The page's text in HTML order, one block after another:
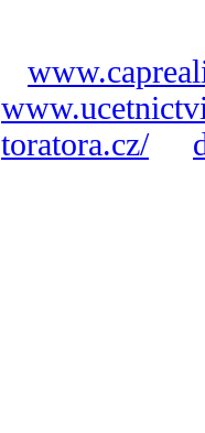
toratora.cz/